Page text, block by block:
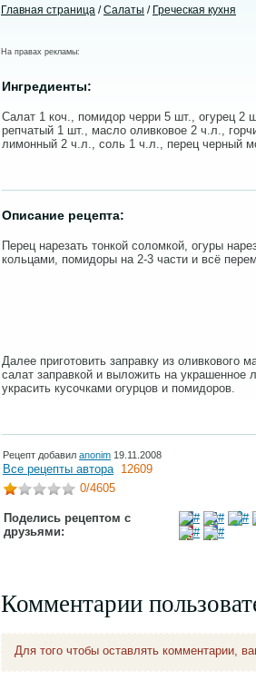
Главная страница /Салаты / Греческая кухня
На правах рекламы:
Ингредиенты:
Салат 1 коч., помидор черри 5 шт., огурец 2
репчатый 1 шт., масло оливковое 2 ч.л.,
лимонный 2 ч.л., соль 1 ч.л., перец черный
Описание рецепта:
Перец нарезать тонкой соломкой, огуры
кольцами, помидоры на 2-3 части и всё
Далее приготовить заправку из оливкового
салат заправкой и выложить на украшенное
украсить кусочками огурцов и помидоров.
Рецепт добавил anonim 19.11.2008
Все рецепты автора 12609
0/4605
Поделись рецептом с
друзьями:
Комментарии
Для того чтобы оставлять комментарии,